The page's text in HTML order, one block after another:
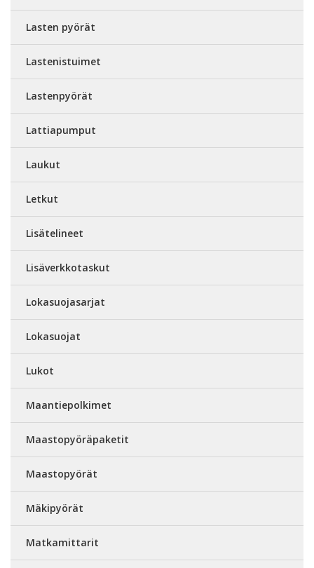
Lasten pyörät
Lastenistuimet
Lastenpyörät
Lattiapumput
Laukut
Letkut
Lisätelineet
Lisäverkkotaskut
Lokasuojasarjat
Lokasuojat
Lukot
Maantiepolkimet
Maastopyöräpaketit
Maastopyörät
Mäkipyörät
Matkamittarit